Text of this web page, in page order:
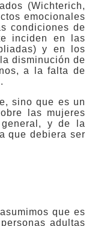
(Wichterich,
emocionales
condiciones de
inciden en las
y en los
disminución de
a la falta de
sino que es un
las mujeres
y de la
que debiera ser
que es
adultas